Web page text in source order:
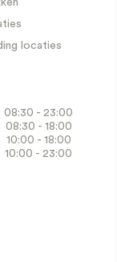
locaties
08:30 - 23:00
08:30 - 18:00
10:00 - 18:00
10:00 - 23:00